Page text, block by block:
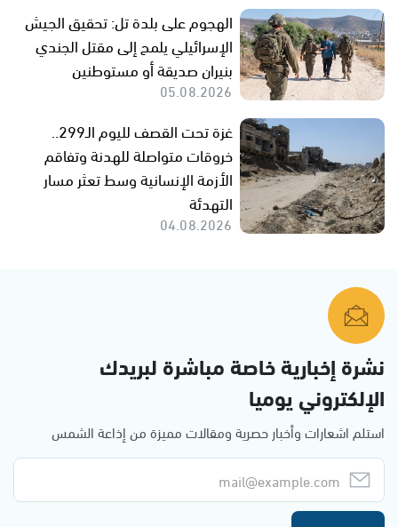
الهجوم على بلدة تل: تحقيق الجيش
الإسرائيلي يلمح إلى مقتل الجندي
بنيران صديقة أو مستوطنين
05.08.2026
غزة تحت القصف لليوم الـ299..
خروقات متواصلة للهدنة وتفاقم
الأزمة الإنسانية وسط تعثر مسار
التهدئة
04.08.2026
نشرة إخبارية خاصة مباشرة لبريدك
الإلكتروني يوميا
استلم اشعارات وأخبار حصرية ومقالات مميزة من إذاعة الشمس